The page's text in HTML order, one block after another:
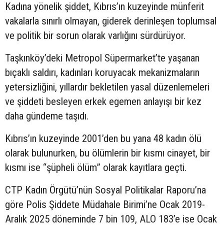
Kadına yönelik şiddet, Kıbrıs’ın kuzeyinde münferit
vakalarla sınırlı olmayan, giderek derinleşen toplumsal
ve politik bir sorun olarak varlığını sürdürüyor.
Taşkınköy’deki Metropol Süpermarket’te yaşanan
bıçaklı saldırı, kadınları koruyacak mekanizmaların
yetersizliğini, yıllardır bekletilen yasal düzenlemeleri
ve şiddeti besleyen erkek egemen anlayışı bir kez
daha gündeme taşıdı.
Kıbrıs’ın kuzeyinde 2001’den bu yana 48 kadın ölü
olarak bulunurken, bu ölümlerin bir kısmı cinayet, bir
kısmı ise “şüpheli ölüm” olarak kayıtlara geçti.
CTP Kadın Örgütü’nün Sosyal Politikalar Raporu’na
göre Polis Şiddete Müdahale Birimi’ne Ocak 2019-
Aralık 2025 döneminde 7 bin 109, ALO 183’e ise Ocak